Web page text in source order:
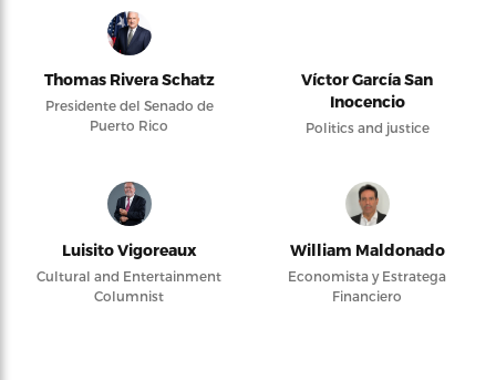
Thomas Rivera Schatz
Presidente del Senado de
Puerto Rico
Víctor García San
Inocencio
Politics and justice
Luisito Vigoreaux
Cultural and Entertainment
Columnist
William Maldonado
Economista y Estratega
Financiero